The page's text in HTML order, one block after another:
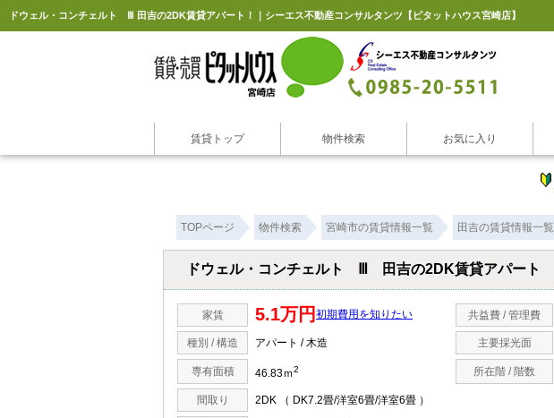
ドウェル・コンチェルト Ⅲ 田吉の2DK賃貸アパート！｜シーエス不動産コンサルタンツ【ピタットハウス宮崎店】
賃貸トップ 物件検索 お気に入り
TOPページ 物件検索 宮崎市の賃貸情報一覧 田吉の賃貸情報一覧
ドウェル・コンチェルト Ⅲ 田吉の2DK賃貸アパート
家賃 5.1万円 初期費用を知りたい 共益費 / 管理費
種別 / 構造 アパート / 木造 主要採光面
専有面積 46.83ｍ2 所在階 / 階数
間取り 2DK （ DK7.2畳/洋室6畳/洋室6畳 ）